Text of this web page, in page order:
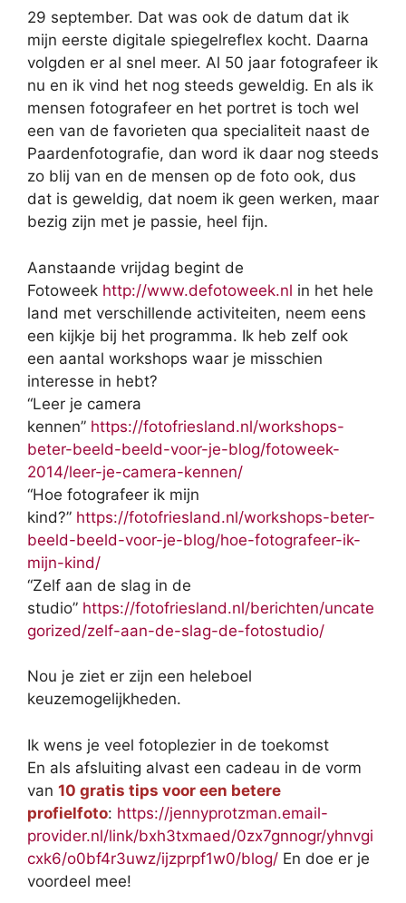
29 september. Dat was ook de datum dat ik
mijn eerste digitale spiegelreflex kocht. Daarna
volgden er al snel meer. Al 50 jaar fotografeer ik
nu en ik vind het nog steeds geweldig. En als ik
mensen fotografeer en het portret is toch wel
een van de favorieten qua specialiteit naast de
Paardenfotografie, dan word ik daar nog steeds
zo blij van en de mensen op de foto ook, dus
dat is geweldig, dat noem ik geen werken, maar
bezig zijn met je passie, heel fijn.
Aanstaande vrijdag begint de
Fotoweek http://www.defotoweek.nl in het hele
land met verschillende activiteiten, neem eens
een kijkje bij het programma. Ik heb zelf ook
een aantal workshops waar je misschien
interesse in hebt?
“Leer je camera
kennen” https://fotofriesland.nl/workshops-
beter-beeld-beeld-voor-je-blog/fotoweek-
2014/leer-je-camera-kennen/
“Hoe fotografeer ik mijn
kind?” https://fotofriesland.nl/workshops-beter-
beeld-beeld-voor-je-blog/hoe-fotografeer-ik-
mijn-kind/
“Zelf aan de slag in de
studio” https://fotofriesland.nl/berichten/uncate
gorized/zelf-aan-de-slag-de-fotostudio/
Nou je ziet er zijn een heleboel
keuzemogelijkheden.
Ik wens je veel fotoplezier in de toekomst
En als afsluiting alvast een cadeau in de vorm
van 10 gratis tips voor een betere
profielfoto: https://jennyprotzman.email-
provider.nl/link/bxh3txmaed/0zx7gnnogr/yhnvgi
cxk6/o0bf4r3uwz/ijzprpf1w0/blog/ En doe er je
voordeel mee!